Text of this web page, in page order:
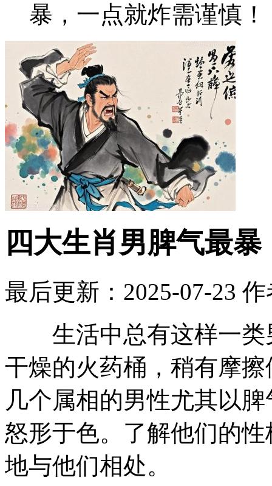
暴，一点就炸需谨慎！
四大生肖男脾气最
最后更新：2025-07-23 作
生活中总有这样一类
干燥的火药桶，稍有摩
几个属相的男性尤其以
怒形于色。了解他们的
地与他们相处。